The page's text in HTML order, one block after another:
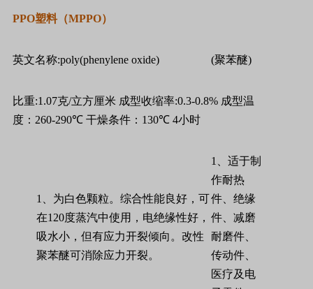
PPO塑料（MPPO）
英文名称:poly(phenylene oxide) (聚苯醚)
比重:1.07克/立方厘米 成型收缩率:0.3-0.8% 成型温
度： 260-290℃ 干燥条件： 130℃ 4小时
1
、为白色颗粒。综合性能良好，可
在120度蒸汽中使用，电绝缘性好，
吸水小，但有应力开裂倾向。改性
聚苯醚可消除应力开裂。
1
、适于制
作耐热
件、绝缘
件、减磨
耐磨件、
传动件、
医疗及电